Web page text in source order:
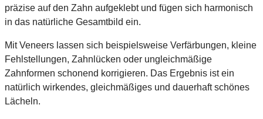
präzise auf den Zahn aufgeklebt und fügen sich harmonisch
in das natürliche Gesamtbild ein.
Mit Veneers lassen sich beispielsweise Verfärbungen, kleine
Fehlstellungen, Zahnlücken oder ungleichmäßige
Zahnformen schonend korrigieren. Das Ergebnis ist ein
natürlich wirkendes, gleichmäßiges und dauerhaft schönes
Lächeln.